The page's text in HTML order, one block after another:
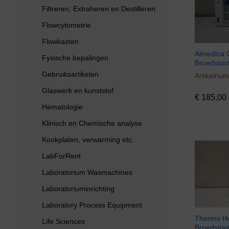
Almedica
€185,00
€185,00
Thermo
Filtreren, Extraheren en Destilleren
Flowcytometrie
Flowkasten
Fysische bepalingen
Gebruiksartikelen
Glaswerk en kunststof
Hematologie
Klinisch en Chemische analyse
Kookplaten, verwarming etc.
LabForRent
Laboratorium Wasmachines
Laboratoriuminrichting
Laboratory Process Equipment
Life Sciences